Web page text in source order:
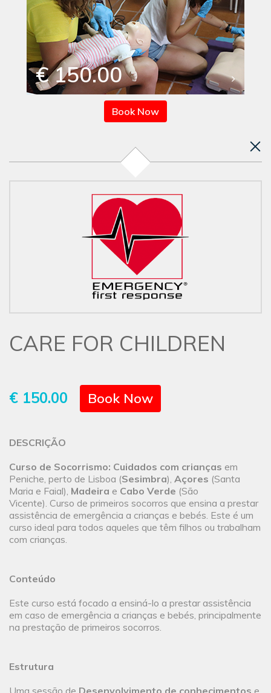
€ 150.00
Book Now
CARE FOR CHILDREN
€ 150.00 Book Now
DESCRIÇÃO
Curso de Socorrismo: Cuidados com crianças em
Peniche, perto de Lisboa (Sesimbra), Açores (Santa
Maria e Faial), Madeira e Cabo Verde (São
Vicente). Curso de primeiros socorros que ensina a prestar
assistência de emergência a crianças e bebés. Este é um
curso ideal para todos aqueles que têm filhos ou trabalham
com crianças.
Conteúdo
Este curso está focado a ensiná-lo a prestar assistência
em caso de emergência a crianças e bebés, principalmente
na prestação de primeiros socorros.
Estrutura